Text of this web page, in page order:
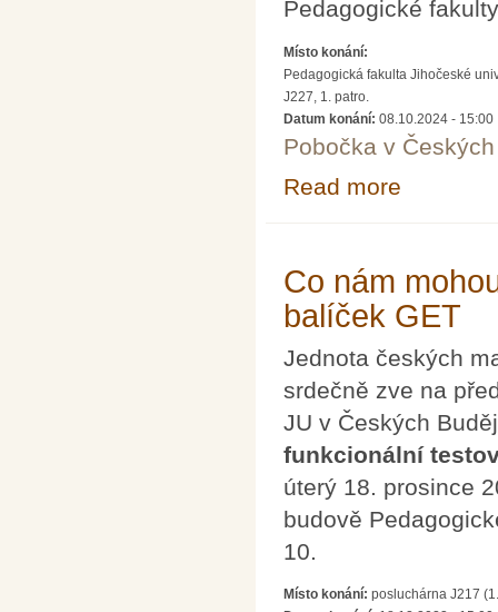
Pedagogické
Místo konání:
Pedagogická fakulta Jihočeské
J227, 1. patro.
Datum konání: 08.10.2024 - 15:00
Pobočka v
Read more
Co nám
balíček GET
Jednota českých
srdečně zve na
JU v Českých
funkcionální
úterý 18. prosince
budově
10.
Místo konání: posluchárna J217